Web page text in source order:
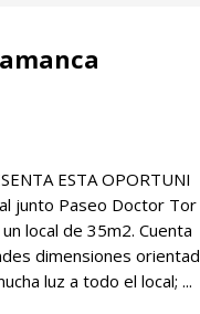
ESTA OPORTUNI
junto Paseo Doctor Tor
local de 35m2. Cuenta
dimensiones orientad
luz a todo el local; ...